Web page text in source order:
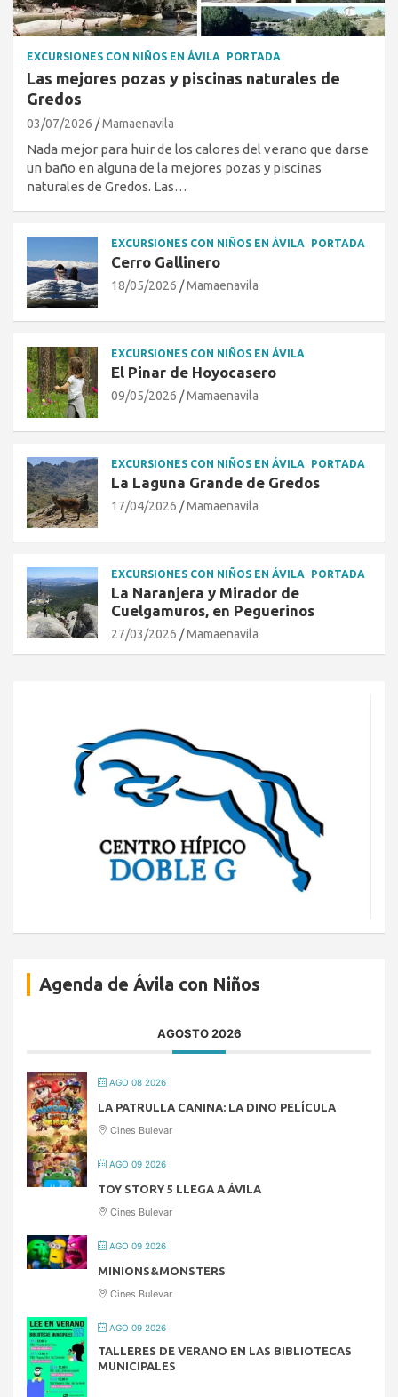
EXCURSIONES CON NIÑOS EN ÁVILA PORTADA
Las mejores pozas y piscinas naturales de
Gredos
03/07/2026 Mamaenavila
Nada mejor para huir de los calores del verano que darse
un baño en alguna de la mejores pozas y piscinas
naturales de Gredos. Las…
EXCURSIONES CON NIÑOS EN ÁVILA PORTADA
Cerro Gallinero
18/05/2026 Mamaenavila
EXCURSIONES CON NIÑOS EN ÁVILA
El Pinar de Hoyocasero
09/05/2026 Mamaenavila
EXCURSIONES CON NIÑOS EN ÁVILA PORTADA
La Laguna Grande de Gredos
17/04/2026 Mamaenavila
EXCURSIONES CON NIÑOS EN ÁVILA PORTADA
La Naranjera y Mirador de
Cuelgamuros, en Peguerinos
27/03/2026 Mamaenavila
Agenda de Ávila con Niños
AGOSTO 2026
AGO 08 2026
LA PATRULLA CANINA: LA DINO PELÍCULA
Cines Bulevar
AGO 09 2026
TOY STORY 5 LLEGA A ÁVILA
Cines Bulevar
AGO 09 2026
MINIONS&MONSTERS
Cines Bulevar
AGO 09 2026
TALLERES DE VERANO EN LAS BIBLIOTECAS
MUNICIPALES